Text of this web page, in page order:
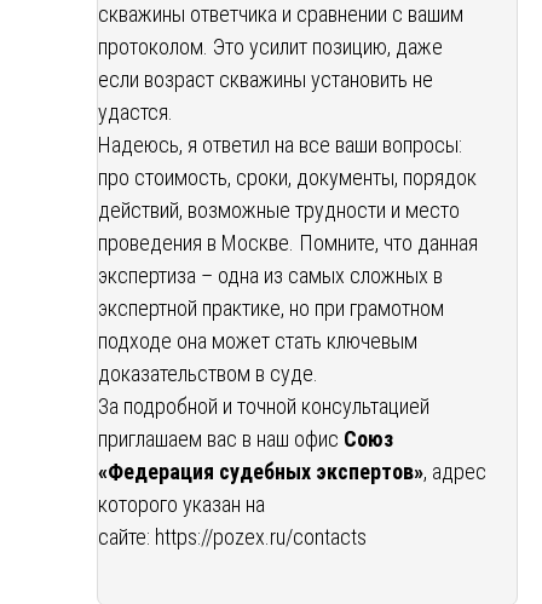
скважины ответчика и сравнении с вашим
протоколом. Это усилит позицию, даже
если возраст скважины установить не
удастся.
Надеюсь, я ответил на все ваши вопросы:
про стоимость, сроки, документы, порядок
действий, возможные трудности и место
проведения в Москве. Помните, что данная
экспертиза – одна из самых сложных в
экспертной практике, но при грамотном
подходе она может стать ключевым
доказательством в суде.
За подробной и точной консультацией
приглашаем вас в наш офис Союз
«Федерация судебных экспертов», адрес
которого указан на
сайте: https://pozex.ru/contacts